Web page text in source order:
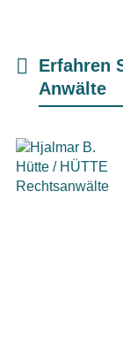
Erfahren
Anwälte